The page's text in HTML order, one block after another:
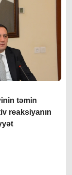
təmin
reaksiyanın